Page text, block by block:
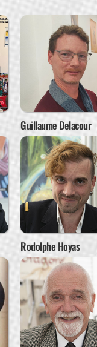
Guillaume Delacour
Rodolphe Hoyas